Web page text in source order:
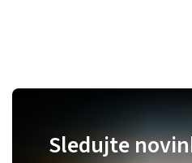
Sledujte